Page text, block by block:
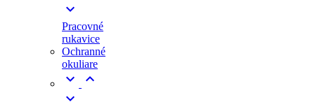

Pracovné
rukavice
Ochranné
okuliare


